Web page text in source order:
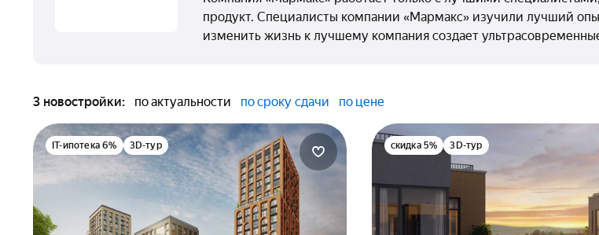
продукт. Специалисты компании «Мармакс» изучили лучший
изменить жизнь к лучшему компания создает
3 новостройки: по актуальности по сроку сдачи по цене
IT-ипотека 6% 3D-тур скидка 5% 3D-тур